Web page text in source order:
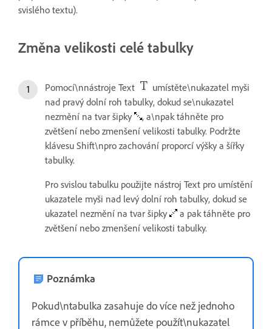
svislého textu).
Změna velikosti celé tabulky
Pomocí\nnástroje Text
umístěte\nukazatel myši
nad pravý dolní roh tabulky, dokud se\nukazatel
nezmění na tvar šipky
, a\npak táhněte pro
zvětšení nebo zmenšení velikosti tabulky. Podržte
klávesu Shift\npro zachování proporcí výšky a šířky
tabulky.
Pro svislou tabulku použijte nástroj Text pro umístění
ukazatele myši nad levý dolní roh tabulky, dokud se
ukazatel nezmění na tvar šipky
a pak táhněte pro
zvětšení nebo zmenšení velikosti tabulky.
Poznámka
Pokud\ntabulka zasahuje do více než jednoho
rámce v příběhu, nemůžete použít\nukazatel